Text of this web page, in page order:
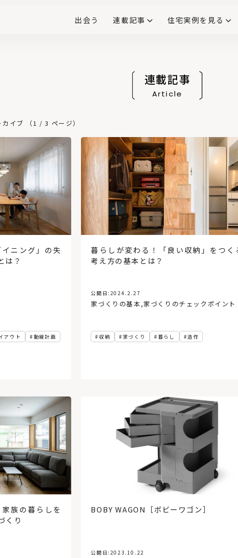
出会う 連載記事 住宅実例を見る
連載記事
Article
イブ （1 / 3 ページ）
ニング」の失
は？
アウト
動線計画
暮らしが変わる！「良い収納」をつく
考え方の基本とは？
公開日: 2024.2.27
家づくりの基本,家づくりのチェックポイント
収納 家づくり 暮らし 造作
族の暮らしを
くり
BOBY WAGON［ボビーワゴン］
公開日: 2023.10.22
北海道の暖房選びの正解
熱源や暖房方式を知って
冬を乗り切ろう
「犬と暮らす家」の間取
アイデア。6つの住宅実例
学ぶ！